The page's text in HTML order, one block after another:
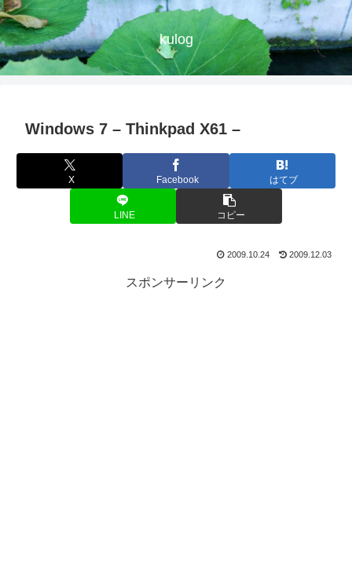
kulog
Windows 7 – Thinkpad X61 –
X Facebook はてブ
LINE コピー
2009.10.24 2009.12.03
スポンサーリンク